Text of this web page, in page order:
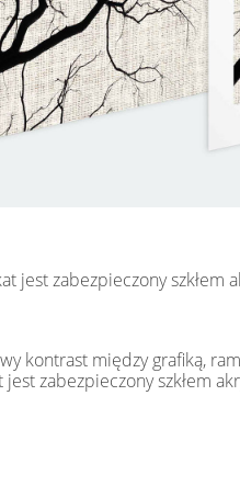
zabezpieczony szkłem
kontrast między grafiką,
zabezpieczony szkłem